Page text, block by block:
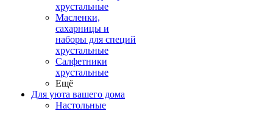
хрустальные
Масленки,
сахарницы и
наборы для специй
хрустальные
Салфетники
хрустальные
Ещё
Для уюта вашего дома
Настольные